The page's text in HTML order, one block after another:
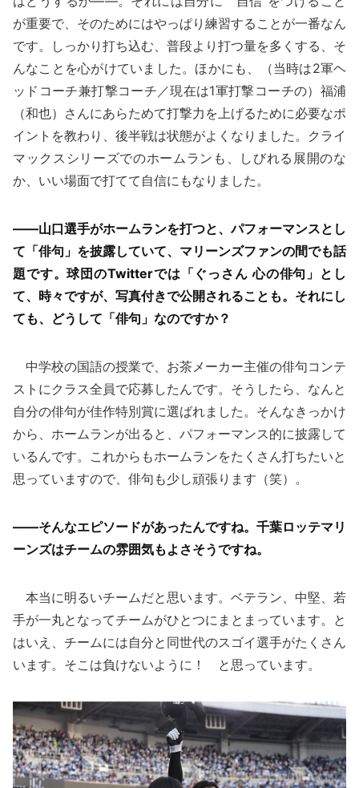
が重要で、そのためにはやっぱり練習することが一番なん
です。しっかり打ち込む、普段より打つ量を多くする、そ
んなことを心がけていました。ほかにも、（当時は2軍ヘ
ッドコーチ兼打撃コーチ／現在は1軍打撃コーチの）福浦
（和也）さんにあらためて打撃力を上げるために必要なポ
イントを教わり、後半戦は状態がよくなりました。クライ
マックスシリーズでのホームランも、しびれる展開のな
か、いい場面で打てて自信にもなりました。
——山口選手がホームランを打つと、パフォーマンスとし
て「俳句」を披露していて、マリーンズファンの間でも話
題です。球団のTwitterでは「ぐっさん 心の俳句」とし
て、時々ですが、写真付きで公開されることも。それにし
ても、どうして「俳句」なのですか？
中学校の国語の授業で、お茶メーカー主催の俳句コンテ
ストにクラス全員で応募したんです。そうしたら、なんと
自分の俳句が佳作特別賞に選ばれました。そんなきっかけ
から、ホームランが出ると、パフォーマンス的に披露して
いるんです。これからもホームランをたくさん打ちたいと
思っていますので、俳句も少し頑張ります（笑）。
——そんなエピソードがあったんですね。千葉ロッテマリ
ーンズはチームの雰囲気もよさそうですね。
本当に明るいチームだと思います。ベテラン、中堅、若
手が一丸となってチームがひとつにまとまっています。と
はいえ、チームには自分と同世代のスゴイ選手がたくさん
います。そこは負けないように！ と思っています。